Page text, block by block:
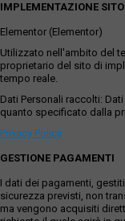
IMPLEMENTAZIONE SITO
Elementor (Elementor)
Utilizzato nell'ambito del
proprietario del sito di
tempo reale.
Dati Personali raccolti:
quanto specificato dalla
Privacy Policy
GESTIONE PAGAMENTI
I dati dei pagamenti,
sicurezza previsti, non
ma vengono acquisiti